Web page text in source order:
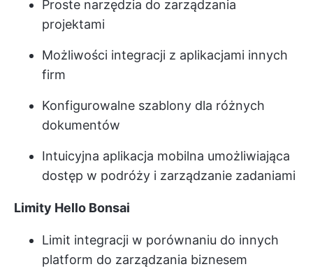
Proste narzędzia do zarządzania
projektami
Możliwości integracji z aplikacjami innych
firm
Konfigurowalne szablony dla różnych
dokumentów
Intuicyjna aplikacja mobilna umożliwiająca
dostęp w podróży i zarządzanie zadaniami
Limity Hello Bonsai
Limit integracji w porównaniu do innych
platform do zarządzania biznesem